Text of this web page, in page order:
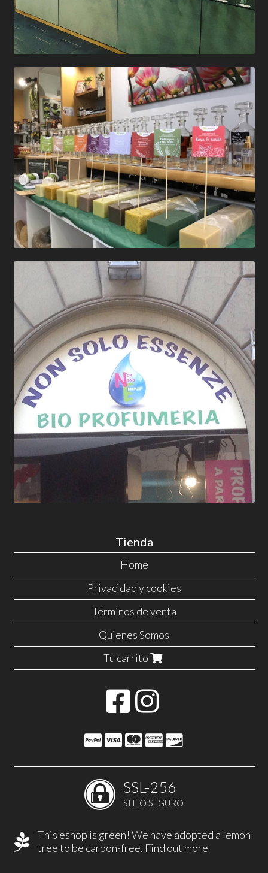
Tienda
Home
Privacidad y cookies
Términos de venta
Quienes Somos
Tu carrito
SSL-256
SITIO SEGURO
This eshop is green! We have adopted a lemon
tree to be carbon-free. Find out more